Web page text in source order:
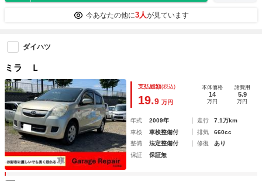
今あなたの他に3人が見ています
ダイハツ
ミラ Ｌ
支払総額(税込)
19.9 万円
本体価格
14
万円
諸費用
5.9
万円
年式 2009年 走行
7.1万km
車検
車検整備付 排気
660cc
整備
法定整備付 修復
あり
保証
保証無